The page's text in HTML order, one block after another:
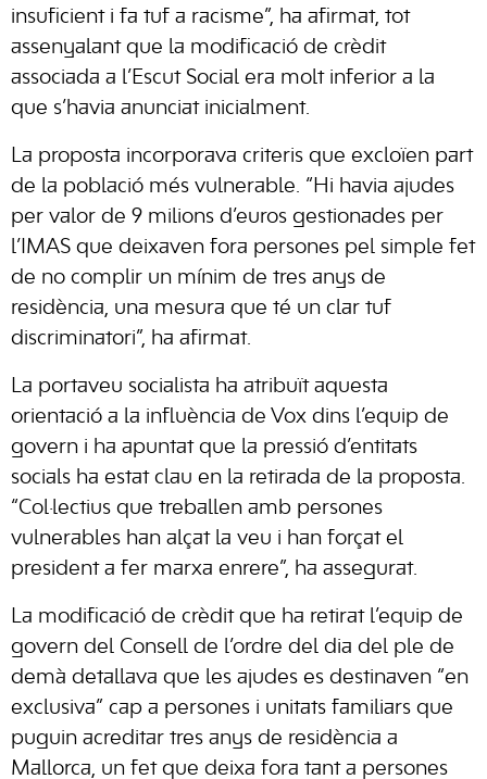
insuficient i fa tuf a racisme”, ha afirmat, tot
assenyalant que la modificació de crèdit
associada a l’Escut Social era molt inferior a la
que s’havia anunciat inicialment.
La proposta incorporava criteris que excloïen part
de la població més vulnerable. “Hi havia ajudes
per valor de 9 milions d’euros gestionades per
l’IMAS que deixaven fora persones pel simple fet
de no complir un mínim de tres anys de
residència, una mesura que té un clar tuf
discriminatori”, ha afirmat.
La portaveu socialista ha atribuït aquesta
orientació a la influència de Vox dins l’equip de
govern i ha apuntat que la pressió d’entitats
socials ha estat clau en la retirada de la proposta.
“Col·lectius que treballen amb persones
vulnerables han alçat la veu i han forçat el
president a fer marxa enrere”, ha assegurat.
La modificació de crèdit que ha retirat l’equip de
govern del Consell de l’ordre del dia del ple de
demà detallava que les ajudes es destinaven “en
exclusiva” cap a persones i unitats familiars que
puguin acreditar tres anys de residència a
Mallorca, un fet que deixa fora tant a persones